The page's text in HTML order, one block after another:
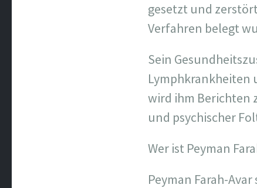
gesetzt und
Verfahren belegt
Sein
Lymphkrankheiten
wird ihm Berichten
und psychischer
Wer ist Peyman
Peyman Farah-